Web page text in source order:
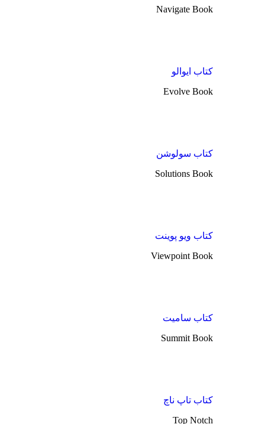
Navigate Book
کتاب ایوالو
Evolve Book
کتاب سولوشن
Solutions Book
کتاب ویو پوینت
Viewpoint Book
کتاب سامیت
Summit Book
کتاب تاپ ناچ
Top Notch